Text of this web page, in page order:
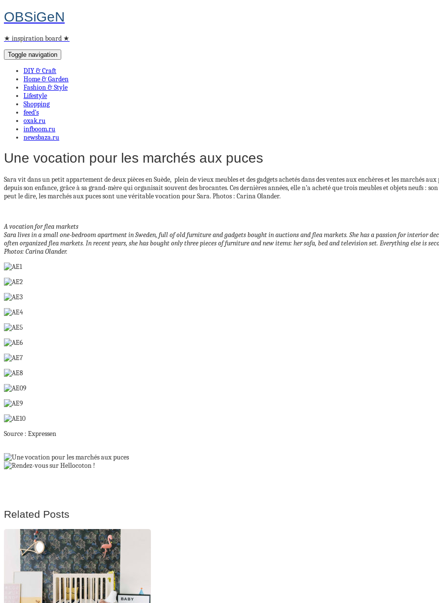
OBSiGeN
★ inspiration board ★
Toggle navigation
DIY & Craft
Home & Garden
Fashion & Style
Lifestyle
Shopping
feed’s
oxak.ru
infboom.ru
newsbaza.ru
Une vocation pour les marchés aux puces
Sara vit dans un petit appartement de deux pièces en Suède, plein de vieux meubles et des gadgets achetés dans des ventes aux enchères et les marchés
depuis son enfance, grâce à sa grand-mère qui organisait souvent des brocantes. Ces dernières années, elle n’a acheté que trois meubles et objets neufs :
peut le dire, les marchés aux puces sont une véritable vocation pour Sara. Photos : Carina Olander.
A vocation for flea markets
Sara lives in a small one-bedroom apartment in Sweden, full of old furniture and gadgets bought in auctions and flea markets. She has a passion for interior
often organized flea markets. In recent years, she has bought only three pieces of furniture and new items: her sofa, bed and television set. Everything else is
Photos: Carina Olander.
Source : Expressen
Related Posts